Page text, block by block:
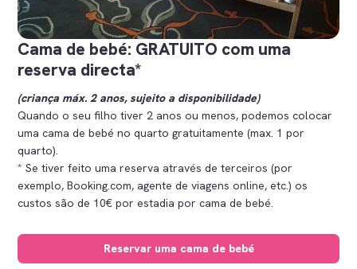
Cama de bebé: GRATUITO com uma
reserva directa*
(criança máx. 2 anos, sujeito a disponibilidade)
Quando o seu filho tiver 2 anos ou menos, podemos colocar
uma cama de bebé no quarto gratuitamente (max. 1 por
quarto).
* Se tiver feito uma reserva através de terceiros (por
exemplo, Booking.com, agente de viagens online, etc.) os
custos são de 10€ por estadia por cama de bebé.
Reservar uma cama de bebé